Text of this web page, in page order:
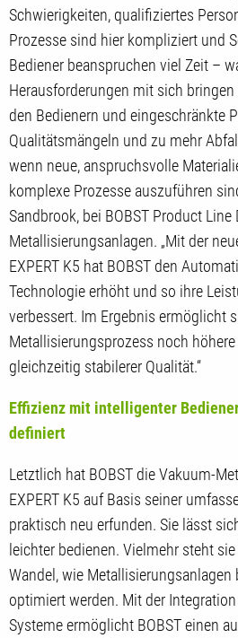
Schwierigkeiten, qualifiziertes
Prozesse sind hier kompliziert und
Bediener beanspruchen viel Zeit –
Herausforderungen mit sich
den Bedienern und eingeschränkte
Qualitätsmängeln und zu mehr
wenn neue, anspruchsvolle
komplexe Prozesse auszuführen
Sandbrook, bei BOBST Product
Metallisierungsanlagen. „Mit der
EXPERT K5 hat BOBST den
Technologie erhöht und so ihre
verbessert. Im Ergebnis ermöglicht
Metallisierungsprozess noch
gleichzeitig stabilerer Qualität.“
Effizienz mit intelligenter
definiert
Letztlich hat BOBST die Vakuum-
EXPERT K5 auf Basis seiner
praktisch neu erfunden. Sie lässt
leichter bedienen. Vielmehr steht
Wandel, wie Metallisierungsanlagen
optimiert werden. Mit der
Systeme ermöglicht BOBST einen